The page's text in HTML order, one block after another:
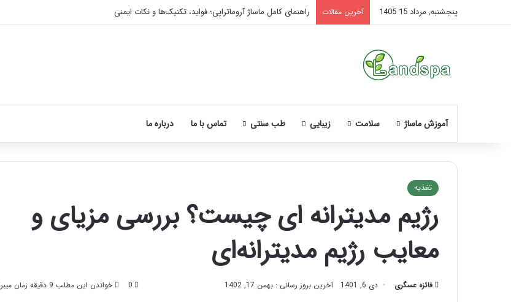
پنجشنبه, مرداد 15 1405 آخرین مقالات راهنمای کامل ماساژ آروماتراپی؛ فواید، تکنیک‌ها و نکات ایمنی
آموزش ماساژ سلامت زیبایی طب سنتی تماس با ما درباره ما
تغذیه
رژیم مدیترانه ای چیست؟ بررسی مزیای و
معایب رژیم مدیترانه‌ای
فائزه عسگری دی 6, 1401 آخرین بروز رسانی : بهمن 17, 1402 0 خواندن این مطلب 9 دقیقه زمان میبرد
نحوه
صورت
بعد
تزریق
آموزش
شکستن